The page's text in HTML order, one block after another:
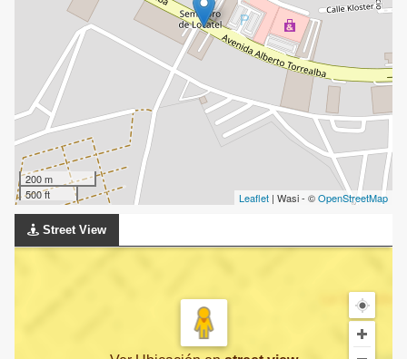
200 m
500 ft
Leaflet | Wasi - ©OpenStreetMap
Street View